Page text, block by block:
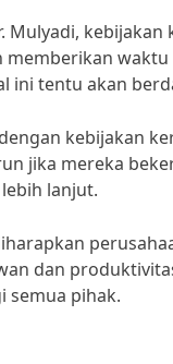
Mulyadi,
memberikan
ini tentu akan
kebijakan
jika mereka
lanjut.
dan
semua pihak.